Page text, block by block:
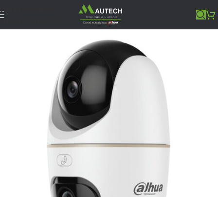
Skip to navigation
Skip to main content